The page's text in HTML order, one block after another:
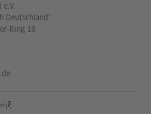
Deutschland"
Ring 18